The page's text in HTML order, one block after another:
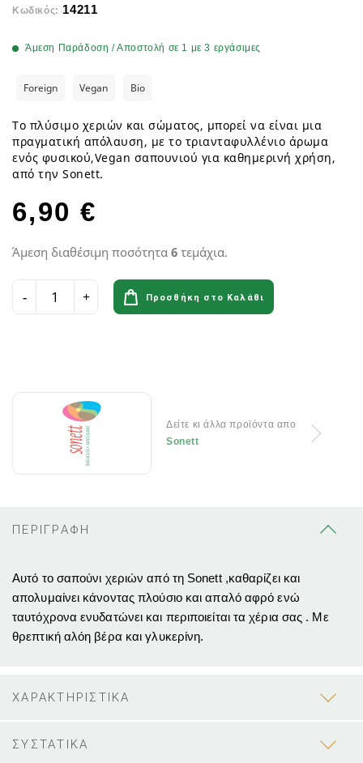
Κωδικός: 14211
Άμεση Παράδοση / Αποστολή σε 1 με 3 εργάσιμες
Foreign Vegan Bio
Το πλύσιμο χεριών και σώματος, μπορεί να είναι μια
πραγματική απόλαυση, με το τριανταφυλλένιο άρωμα
ενός φυσικoύ,Vegan σαπουνιού για καθημερινή χρήση,
από την Sonett.
6,90 €
Άμεση διαθέσιμη ποσότητα 6 τεμάχια.
Προσθήκη στο Καλάθι
Δείτε κι άλλα προϊόντα απο
Sonett
ΠΕΡΙΓΡΑΦΗ
Αυτό το σαπούνι χεριών από τη Sonett ,καθαρίζει και
απολυμαίνει κάνοντας πλούσιο και απαλό αφρό ενώ
ταυτόχρονα ενυδατώνει και περιποιείται τα χέρια σας . Με
θρεπτική αλόη βέρα και γλυκερίνη.
ΧΑΡΑΚΤΗΡΙΣΤΙΚΑ
ΣΥΣΤΑΤΙΚΑ